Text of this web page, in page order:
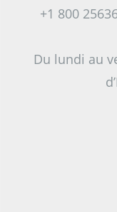
+1 800
Du lundi au